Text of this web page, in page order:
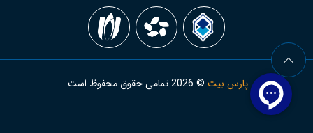
پارس بیت ©
2026تمامی حقوق محفوظ است.